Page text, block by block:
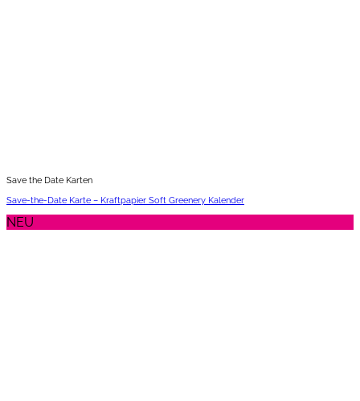
Save the Date Karten
Save-the-Date Karte – Kraftpapier Soft Greenery Kalender
NEU